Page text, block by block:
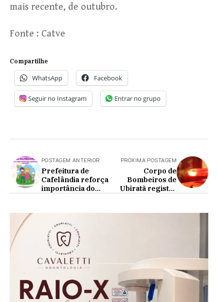
mais recente, de outubro.
Fonte : Catve
Compartilhe
WhatsApp Facebook
Seguir no Instagram Entrar no grupo
POSTAGEM ANTERIOR
Prefeitura de
Cafelândia reforça
importância do
PRÓXIMA POSTAGEM
Corpo de
Bombeiros de
Ubiratã registra